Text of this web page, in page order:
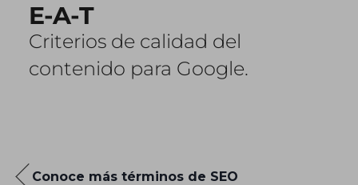
E-A-T
Criterios de calidad del
contenido para Google.
Conoce más términos de SEO